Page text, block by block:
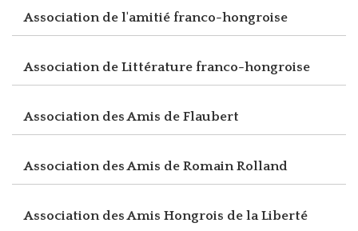
Association de l'amitié franco-hongroise
Association de Littérature franco-hongroise
Association des Amis de Flaubert
Association des Amis de Romain Rolland
Association des Amis Hongrois de la Liberté